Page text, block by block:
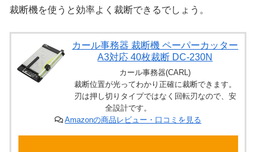
裁断機を使うと効率よく裁断できるでしょう。
カール事務器 裁断機 ペーパーカッター
A3対応 40枚裁断 DC-230N
カール事務器(CARL)
裁断位置が光ってわかり正確に裁断できます。
刃は押し切りタイプではなく回転刃なので、安
全設計です。
Amazonの商品レビュー・口コミを見る